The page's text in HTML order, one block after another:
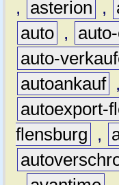
,
asterion ,
auto ,
auto-
autoankauf ,
autoexport-
flensburg
,